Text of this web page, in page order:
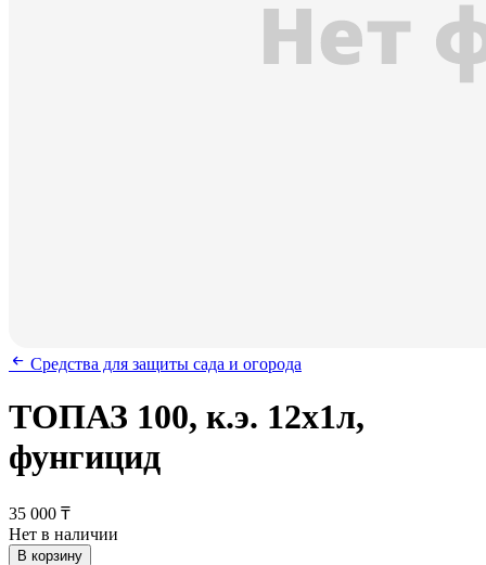
Средства для защиты сада и огорода
ТОПАЗ 100, к.э. 12х1л,
фунгицид
35 000 ₸
Нет в наличии
В корзину